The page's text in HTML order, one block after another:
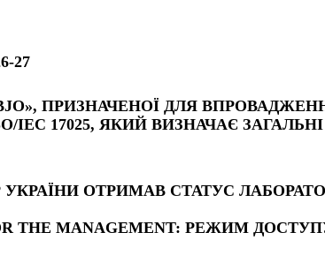
27
ПРИЗНАЧЕНОЇ ДЛЯ
IEC 17025, ЯКИЙ ВИЗНАЧАЄ
ОТРИМАВ СТАТУС
THE MANAGEMENT: РЕЖИМ